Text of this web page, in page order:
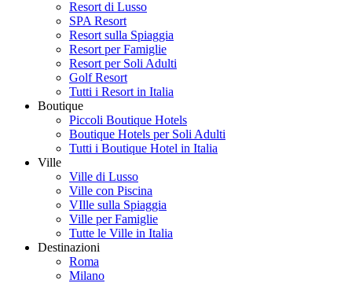
Resort di Lusso
SPA Resort
Resort sulla Spiaggia
Resort per Famiglie
Resort per Soli Adulti
Golf Resort
Tutti i Resort in Italia
Boutique
Piccoli Boutique Hotels
Boutique Hotels per Soli Adulti
Tutti i Boutique Hotel in Italia
Ville
Ville di Lusso
Ville con Piscina
VIlle sulla Spiaggia
Ville per Famiglie
Tutte le Ville in Italia
Destinazioni
Roma
Milano